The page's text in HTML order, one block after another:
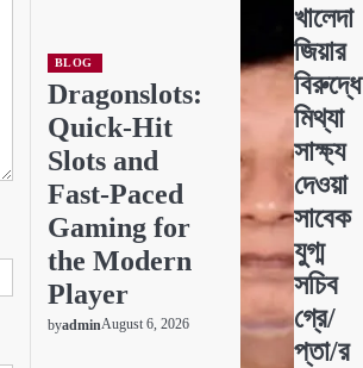
BLOG
Dragonslots:
Quick‑Hit
Slots and
Fast‑Paced
Gaming for
the Modern
Player
byadminAugust 6, 2026
খালেদা
জিয়ার
বিরুদ্ধে
মিথ্যা
সাক্ষ্য
দেওয়া
সাবেক
যুগ্ম
সচিব
গ্রে/
প্তা/র